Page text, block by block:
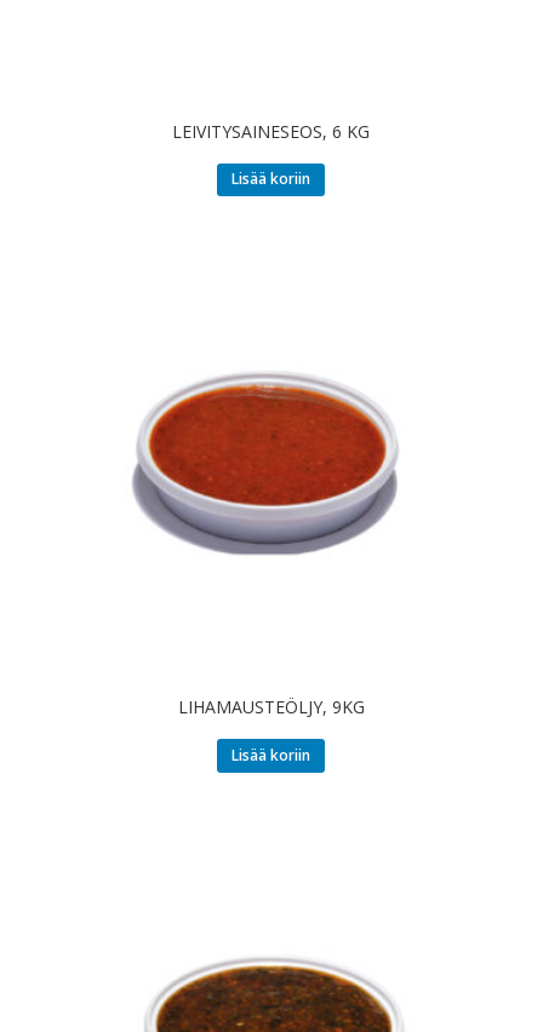
LEIVITYSAINESEOS, 6 KG
Lisää koriin
LIHAMAUSTEÖLJY, 9KG
Lisää koriin